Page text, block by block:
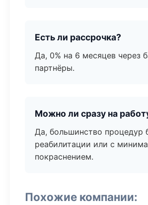
Есть ли рассрочка?
Да, 0% на 6 месяцев через
партнёры.
Можно ли сразу на
Да, большинство процедур
реабилитации или с
покраснением.
Похожие компании: